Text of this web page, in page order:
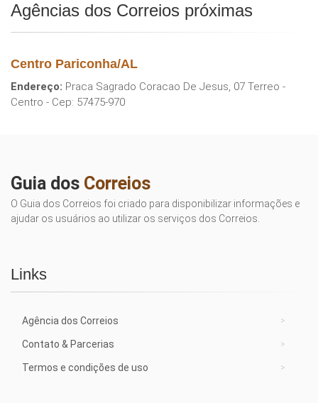
Agências dos Correios próximas
Centro Pariconha/AL
Endereço: Praca Sagrado Coracao De Jesus, 07 Terreo -
Centro - Cep: 57475-970
Guia dos Correios
O Guia dos Correios foi criado para disponibilizar informações e
ajudar os usuários ao utilizar os serviços dos Correios.
Links
Agência dos Correios
Contato & Parcerias
Termos e condições de uso